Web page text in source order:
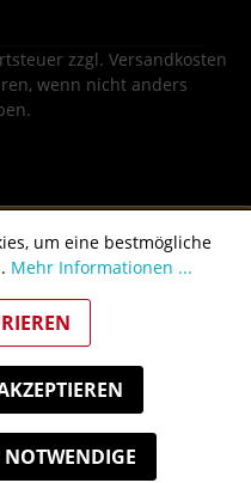
zzgl. Versandkosten
wenn nicht anders
um eine bestmögliche
Mehr Informationen ...